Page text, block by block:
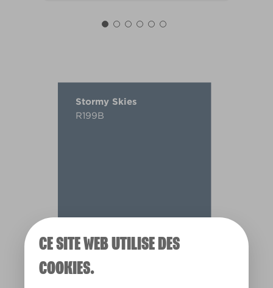
CE SITE WEB UTILISE DES
COOKIES.
Stormy Skies
R199B